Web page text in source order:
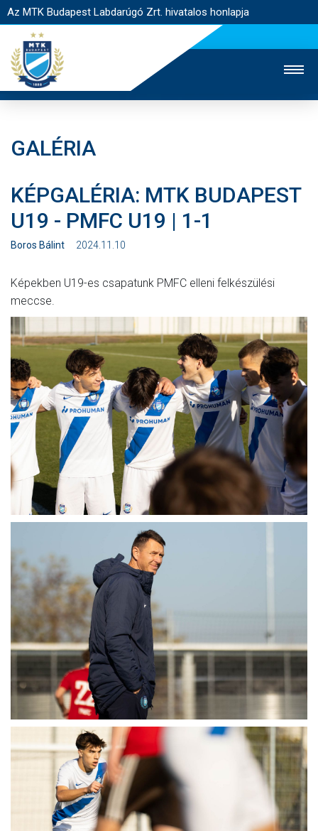
Az MTK Budapest Labdarúgó Zrt. hivatalos honlapja
JEGYÉRTÉKESÍTÉS
WEBSHOP
STADION
EGYESÜLET
KAPCSOLAT
HÍREK
CSAPATOK
MÉRKŐZÉSEK
KLUB
GALÉRIA
SZURKOLÓI ÉLMÉNYEK
AKKREDITÁCIÓ
GALÉRIA
KÉPGALÉRIA: MTK BUDAPEST
U19 - PMFC U19 | 1-1
Boros Bálint 2024.11.10
Képekben U19-es csapatunk PMFC elleni felkészülési
meccse.